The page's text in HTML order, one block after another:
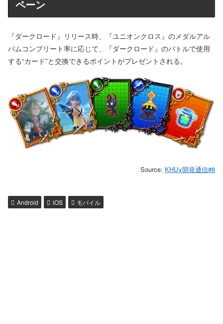
ペーン
『ダークロード』リリース時、『ユニオンクロス』のメダルアル
バムコンプリート率に応じて、『ダークロード』のバトルで使用
する“カード”と交換できるポイントがプレゼントされる。
Source: KHUχ開発通信#8
Android iOS モバイル